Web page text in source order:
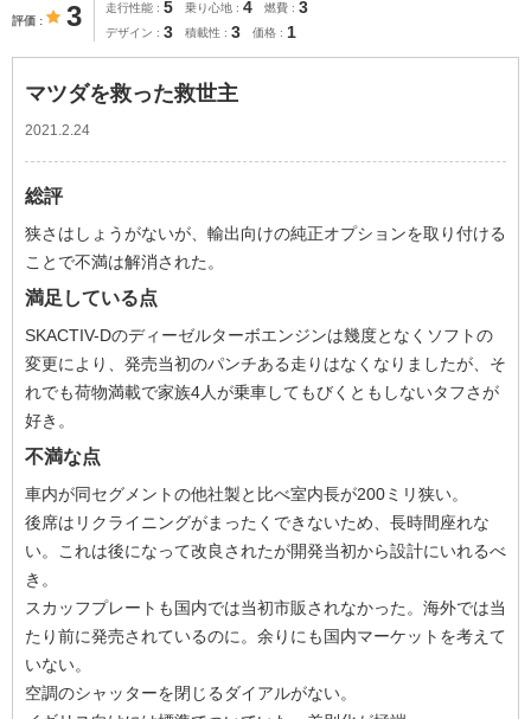
評価 3 走行性能 5 乗り心地 4 燃費 3
デザイン 3 積載性 3 価格 1
マツダを救った救世主
2021.2.24
総評
狭さはしょうがないが、輸出向けの純正オプションを取り付ける
ことで不満は解消された。
満足している点
SKACTIV-Dのディーゼルターボエンジンは幾度となくソフトの
変更により、発売当初のパンチある走りはなくなりましたが、そ
れでも荷物満載で家族4人が乗車してもびくともしないタフさが
好き。
不満な点
車内が同セグメントの他社製と比べ室内長が200ミリ狭い。
後席はリクライニングがまったくできないため、長時間座れな
い。これは後になって改良されたが開発当初から設計にいれるべ
き。
スカッフプレートも国内では当初市販されなかった。海外では当
たり前に発売されているのに。余りにも国内マーケットを考えて
いない。
空調のシャッターを閉じるダイアルがない。